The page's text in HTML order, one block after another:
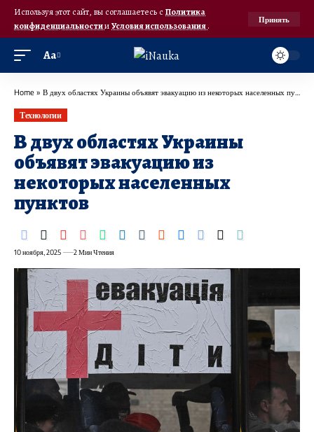
Используя этот сайт, вы соглашаетесь с Политика
конфиденциальностииУсловия использования.
Принять
Аа
Home » В двух областях Украины объявят эвакуацию из некоторых населенных пунктов
Технологии
В двух областях Украины
объявят эвакуацию из
некоторых населенных
пунктов
10 ноября, 2025 2 Мин Чтения